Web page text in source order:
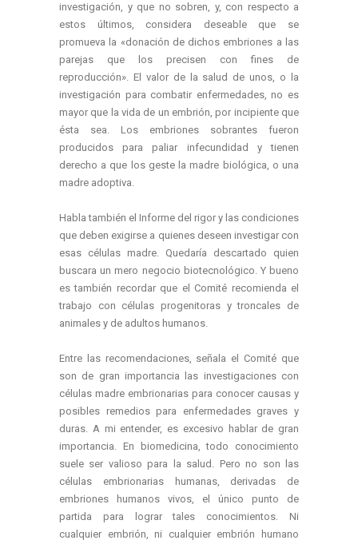
investigación, y que no sobren, y, con respecto a
estos últimos, considera deseable que se
promueva la «donación de dichos embriones a las
parejas que los precisen con fines de
reproducción». El valor de la salud de unos, o la
investigación para combatir enfermedades, no es
mayor que la vida de un embrión, por incipiente que
ésta sea. Los embriones sobrantes fueron
producidos para paliar infecundidad y tienen
derecho a que los geste la madre biológica, o una
madre adoptiva.
Habla también el Informe del rigor y las condiciones
que deben exigirse a quienes deseen investigar con
esas células madre. Quedaría descartado quien
buscara un mero negocio biotecnológico. Y bueno
es también recordar que el Comité recomienda el
trabajo con células progenitoras y troncales de
animales y de adultos humanos.
Entre las recomendaciones, señala el Comité que
son de gran importancia las investigaciones con
células madre embrionarias para conocer causas y
posibles remedios para enfermedades graves y
duras. A mi entender, es excesivo hablar de gran
importancia. En biomedicina, todo conocimiento
suele ser valioso para la salud. Pero no son las
células embrionarias humanas, derivadas de
embriones humanos vivos, el único punto de
partida para lograr tales conocimientos. Ni
cualquier embrión, ni cualquier embrión humano